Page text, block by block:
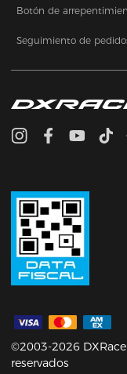
Botón de
Seguimiento de
©2003-2026
reservados